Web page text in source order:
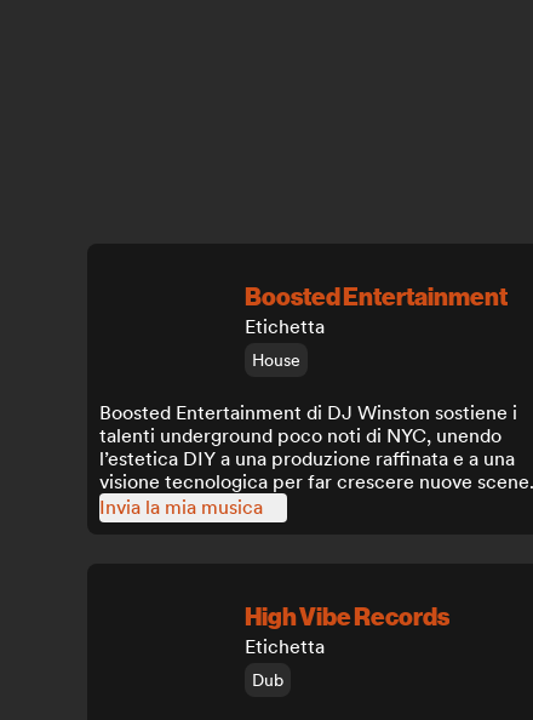
Boosted Entertainment
Etichetta
House
Boosted Entertainment di DJ Winston sostiene i
talenti underground poco noti di NYC, unendo
l’estetica DIY a una produzione raffinata e a una
visione tecnologica per far crescere nuove scene.
Invia la mia musica
High Vibe Records
Etichetta
Dub